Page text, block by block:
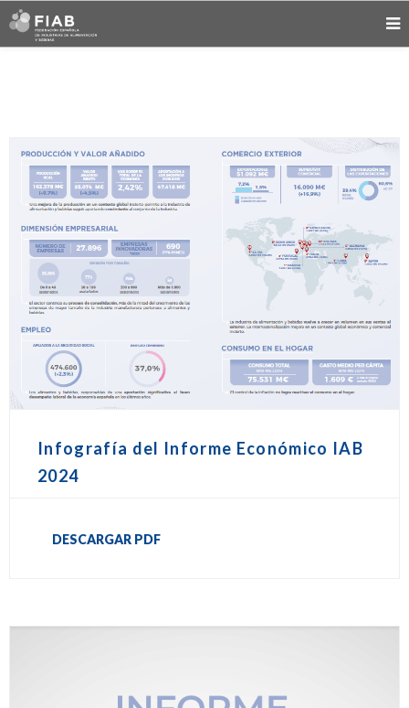
Infografía del Informe Económico IAB
2024
DESCARGAR PDF